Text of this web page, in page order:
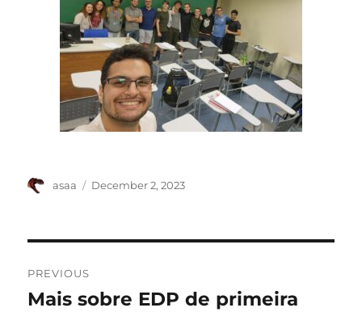
Author
asaa
Posted
December 2, 2023
navigation
PREVIOUS
Previous
Mais sobre EDP de primeira